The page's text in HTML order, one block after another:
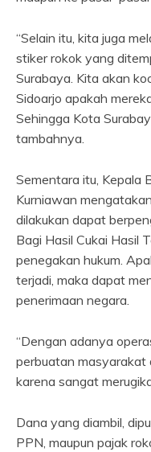
“Selain itu, kita juga
stiker rokok yang
Surabaya. Kita akan
Sidoarjo apakah
Sehingga Kota
tambahnya.
Sementara itu, Kepala
Kurniawan
dilakukan dapat
Bagi Hasil Cukai Hasil
penegakan hukum.
terjadi, maka dapat
penerimaan negara.
“Dengan adanya
perbuatan masyarakat
karena sangat
Dana yang diambil,
PPN, maupun pajak